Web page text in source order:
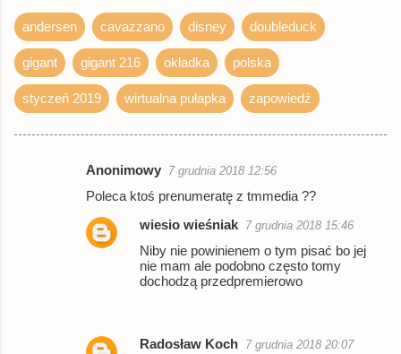
andersen cavazzano disney doubleduck
gigant gigant 216 okładka polska
styczeń 2019 wirtualna pułapka zapowiedź
Anonimowy 7 grudnia 2018 12:56
Poleca ktoś prenumeratę z tmmedia ??
wiesio wieśniak 7 grudnia 2018 15:46
Niby nie powinienem o tym pisać bo jej
nie mam ale podobno często tomy
dochodzą przedpremierowo
Radosław Koch 7 grudnia 2018 20:07